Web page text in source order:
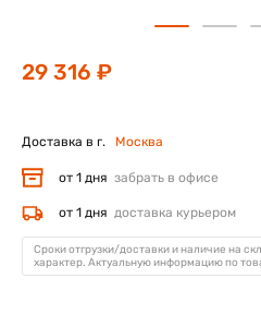
29 316 ₽
Доставка в г. Москва
от 1 дня забрать в офисе
от 1 дня доставка курьером
Сроки отгрузки/доставки и наличие на
характер. Актуальную информацию